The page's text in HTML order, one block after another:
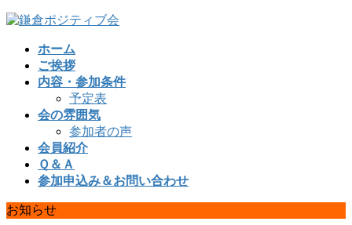
コ
ナ
ホーム
ご挨拶
内容・参加条件
予定表
会の雰囲気
参加者の声
会員紹介
Ｑ＆Ａ
参加申込み＆お問い合わせ
お知らせ